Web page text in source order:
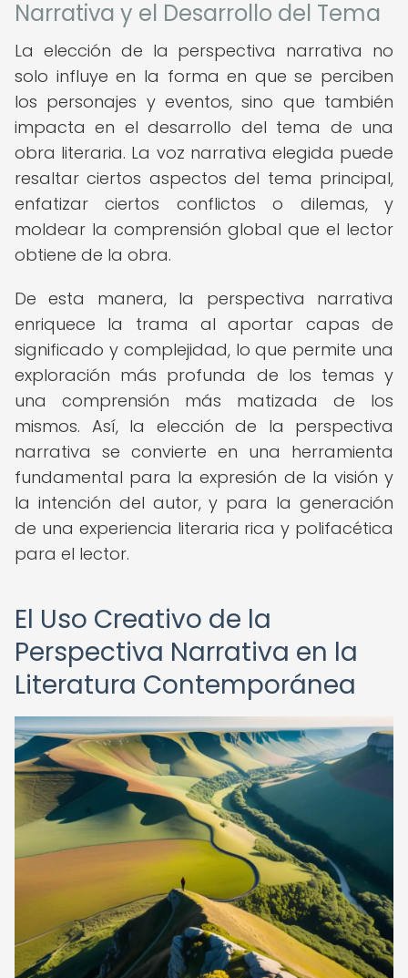
Narrativa y el Desarrollo del Tema
La elección de la perspectiva narrativa no
solo influye en la forma en que se perciben
los personajes y eventos, sino que también
impacta en el desarrollo del tema de una
obra literaria. La voz narrativa elegida puede
resaltar ciertos aspectos del tema principal,
enfatizar ciertos conflictos o dilemas, y
moldear la comprensión global que el lector
obtiene de la obra.
De esta manera, la perspectiva narrativa
enriquece la trama al aportar capas de
significado y complejidad, lo que permite una
exploración más profunda de los temas y
una comprensión más matizada de los
mismos. Así, la elección de la perspectiva
narrativa se convierte en una herramienta
fundamental para la expresión de la visión y
la intención del autor, y para la generación
de una experiencia literaria rica y polifacética
para el lector.
El Uso Creativo de la
Perspectiva Narrativa en la
Literatura Contemporánea